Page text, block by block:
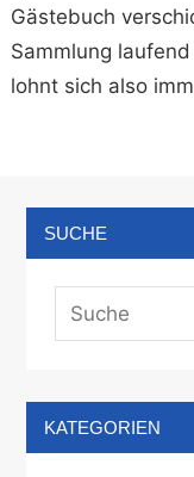
Gästebuch
Sammlung
lohnt sich also
SUCHE
KATEGORIEN